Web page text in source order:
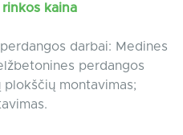
kaina
darbai: Medines
perdangos
montavimas;